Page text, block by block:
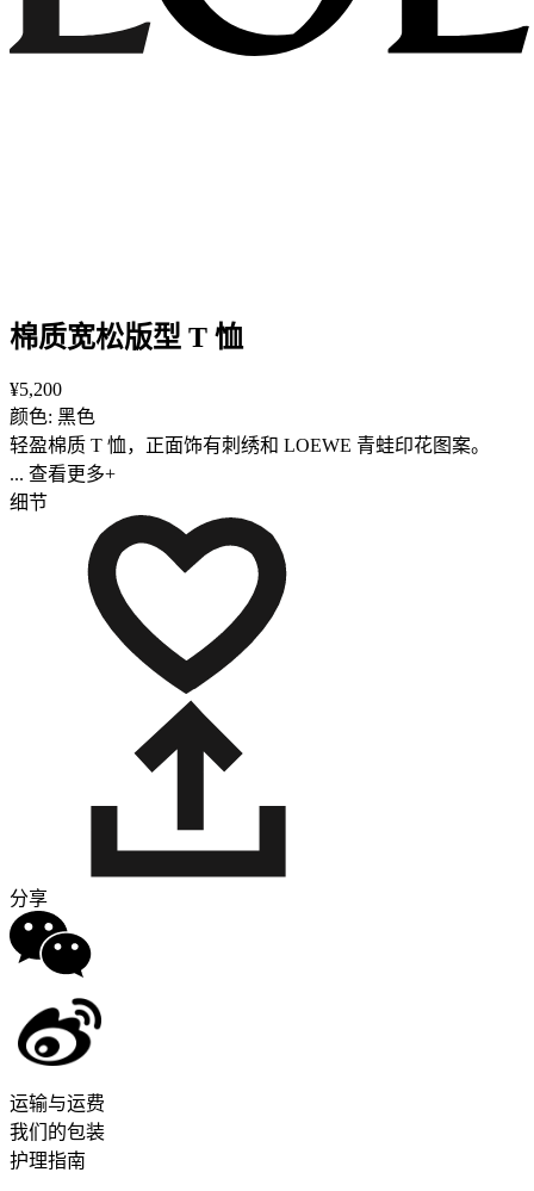
棉质宽松版型 T 恤
¥5,200
颜色: 黑色
轻盈棉质 T 恤，正面饰有刺绣和 LOEWE 青蛙印花图案。
... 查看更多+
细节
分享
运输与运费
我们的包装
护理指南